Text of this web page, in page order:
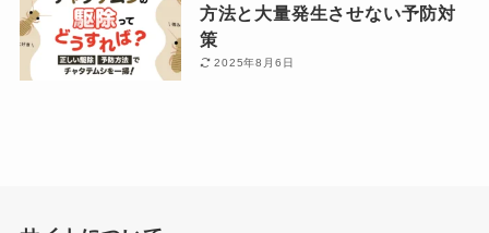
方法と大量発生させない予防対
策
2025年8月6日